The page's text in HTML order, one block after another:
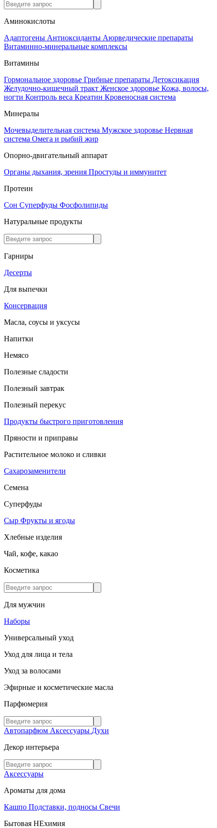
Аминокислоты
Адаптогены Антиоксиданты Аюрведические препараты
Витаминно-минеральные комплексы
Витамины
Гормональное здоровье Грибные препараты Детоксикация
Желудочно-кишечный тракт Женское здоровье Кожа, волосы,
ногти Контроль веса Креатин Кровеносная система
Минералы
Мочевыделительная система Мужское здоровье Нервная
система Омега и рыбий жир
Опорно-двигательный аппарат
Органы дыхания, зрения Простуды и иммунитет
Протеин
Сон Суперфуды Фосфолипиды
Натуральные продукты
Гарниры
Десерты
Для выпечки
Консервация
Масла, соусы и уксусы
Напитки
Немясо
Полезные сладости
Полезный завтрак
Полезный перекус
Продукты быстрого приготовления
Пряности и приправы
Растительное молоко и сливки
Сахарозаменители
Семена
Суперфуды
Сыр Фрукты и ягоды
Хлебные изделия
Чай, кофе, какао
Косметика
Для мужчин
Наборы
Универсальный уход
Уход для лица и тела
Уход за волосами
Эфирные и косметические масла
Парфюмерия
Автопарфюм Аксессуары Духи
Декор интерьера
Аксессуары
Ароматы для дома
Кашпо Подставки, подносы Свечи
Бытовая НЕхимия